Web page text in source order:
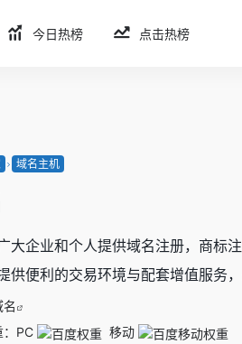
今日热榜 点击热榜
域名主机
大企业和个人提供域名注册，商标
供便利的交易环境与配套增值服务
名
PC 移动